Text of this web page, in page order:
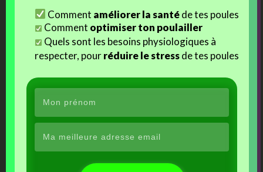
Si toi aussi tu veux assurer des poussins de qualité à
tes poules ou ton petit élevage, c’est par ici, sur la
boutique en ligne de Cocott’Paradise.
Facebook
Comment améliorer la santéde tes poules
Comment optimiser ton poulailler
Quels sont les besoins physiologiques à
respecter, pourréduire le stressde tes poules